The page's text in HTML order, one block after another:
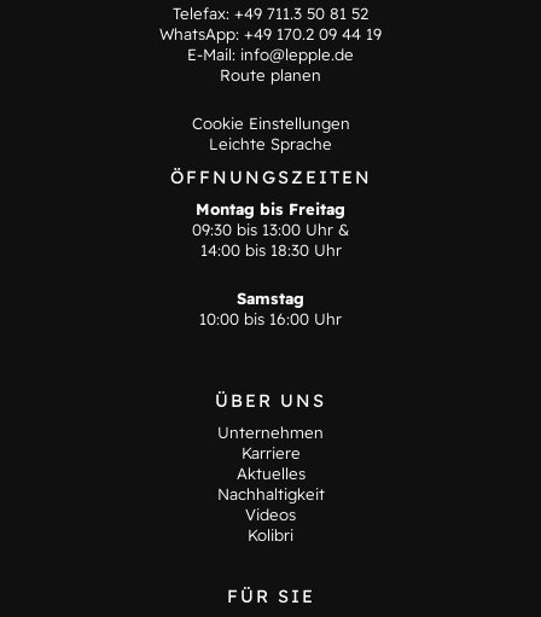
Telefax: +49 711.3 50 81 52
WhatsApp: +49 170.2 09 44 19
E-Mail: info@lepple.de
Route planen
Cookie Einstellungen
Leichte Sprache
ÖFFNUNGSZEITEN
Montag bis Freitag
09:30 bis 13:00 Uhr &
14:00 bis 18:30 Uhr
Samstag
10:00 bis 16:00 Uhr
ÜBER UNS
Unternehmen
Karriere
Aktuelles
Nachhaltigkeit
Videos
Kolibri
FÜR SIE